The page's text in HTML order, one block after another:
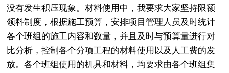
没有发生积压现象。材料使用中，我要求大家坚持限额
领料制度，根据施工预算，安排项目管理人员及时统计
各个班组的施工内容和数量，并且及时与预算量进行对
比分析，控制各个分项工程的材料使用以及人工费的发
放。各个班组使用的机具和材料，均要求由各个班组集